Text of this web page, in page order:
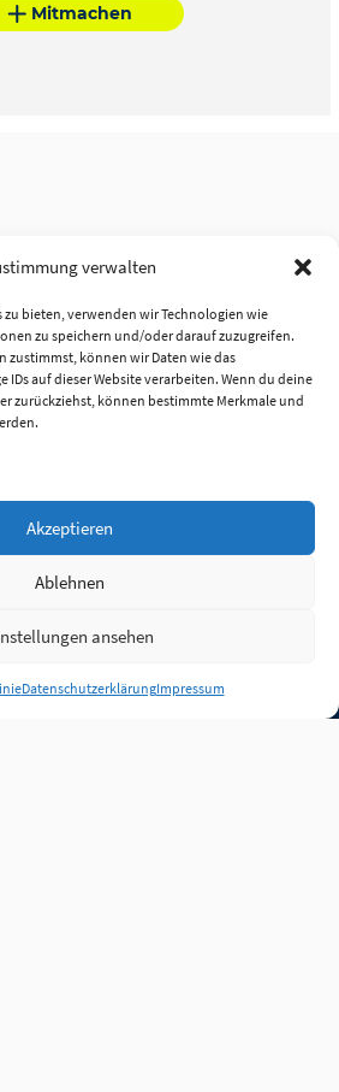
verwalten
zu bieten, verwenden wir Technologien wie
zu speichern und/oder darauf zuzugreifen.
zustimmst, können wir Daten wie das
auf dieser Website verarbeiten. Wenn du deine
zurückziehst, können bestimmte Merkmale und
Akzeptieren
Ablehnen
ansehen
DatenschutzerklärungImpressum
Mitmachen
FAQ Quellen